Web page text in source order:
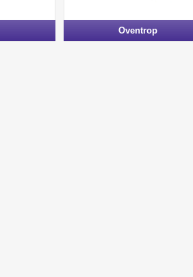
Oventrop